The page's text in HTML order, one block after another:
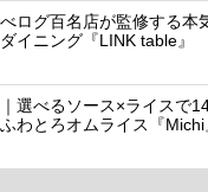
ログ百名店が監修する本
イニング『LINK table』
選べるソース×ライスで
わとろオムライス『Michi